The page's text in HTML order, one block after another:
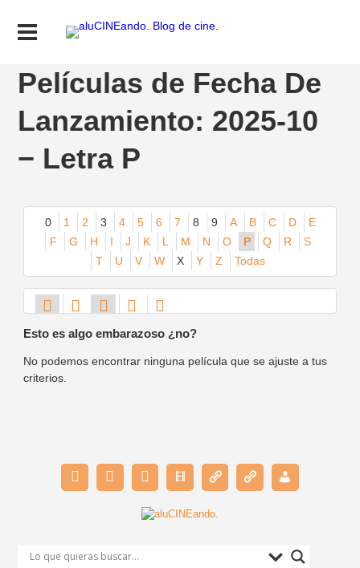
Películas de Fecha De
Lanzamiento: 2025-10
− Letra P
0 1 2 3 4 5 6 7 8 9 A B C D
E
F
G H I J K L M N O P Q R
S
T
U V W X Y Z Todas
Esto es algo embarazoso ¿no?
No podemos encontrar ninguna película que se ajuste a tus
criterios.